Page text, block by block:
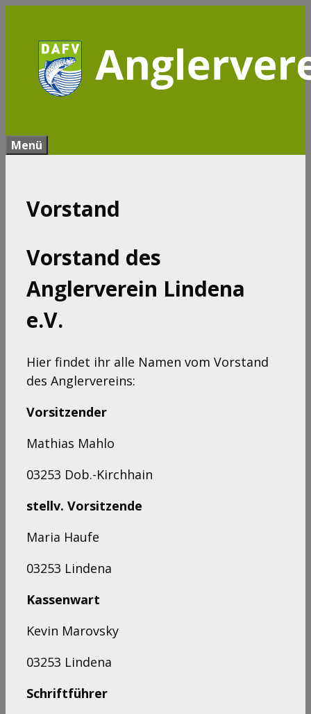
springen
Menü
Vorstand
Vorstand des
Anglerverein Lindena
e.V.
Hier findet ihr alle Namen vom Vorstand
des Anglervereins:
Vorsitzender
Mathias Mahlo
03253 Dob.-Kirchhain
stellv. Vorsitzende
Maria Haufe
03253 Lindena
Kassenwart
Kevin Marovsky
03253 Lindena
Schriftführer